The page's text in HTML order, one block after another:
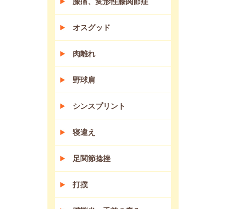
オスグッド
肉離れ
野球肩
シンスプリント
寝違え
足関節捻挫
打撲